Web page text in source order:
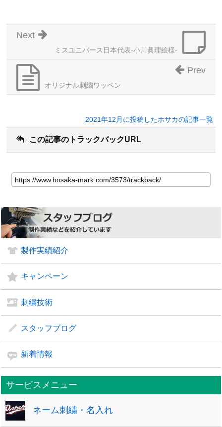
ミスユニバース日本代表-小川眞理絵様-
Next
オリジナル刺繍ワッペン
Prev
2021年12月に投稿したホサカの記事一覧
この記事のトラックバックURL
製作実績紹介
キャンペーン
刺繍技術
スタッフブログ
新着情報
サービスメニュー
ネーム刺繍・名入れ